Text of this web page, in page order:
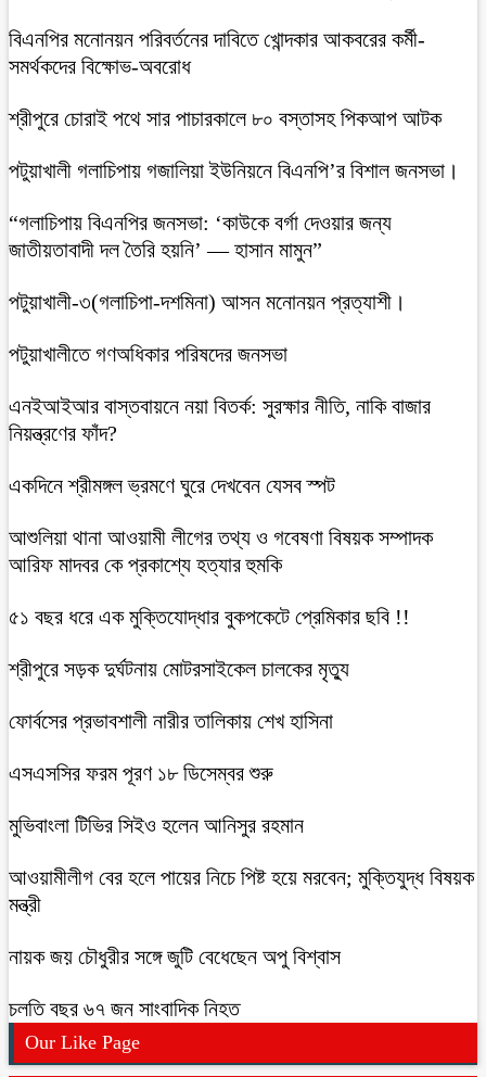
বিএনপির মনোনয়ন পরিবর্তনের দাবিতে খোন্দকার আকবরের কর্মী-
সমর্থকদের বিক্ষোভ-অবরোধ
শ্রীপুরে চোরাই পথে সার পাচারকালে ৮০ বস্তাসহ পিকআপ আটক
‎পটুয়াখালী গলাচিপায় গজালিয়া ইউনিয়নে বিএনপি’র বিশাল জনসভা।
“গলাচিপায় বিএনপির জনসভা: ‘কাউকে বর্গা দেওয়ার জন্য
জাতীয়তাবাদী দল তৈরি হয়নি’ — হাসান মামুন”
পটুয়াখালী-৩(গলাচিপা-দশমিনা) আসন মনোনয়ন প্রত্যাশী।
পটুয়াখালীতে গণঅধিকার পরিষদের জনসভা
এনইআইআর বাস্তবায়নে নয়া বিতর্ক: সুরক্ষার নীতি, নাকি বাজার
নিয়ন্ত্রণের ফাঁদ?
একদিনে শ্রীমঙ্গল ভ্রমণে ঘুরে দেখবেন যেসব স্পট
আশুলিয়া থানা আওয়ামী লীগের তথ্য ও গবেষণা বিষয়ক সম্পাদক
আরিফ মাদবর কে প্রকাশ্যে হত্যার হুমকি
৫১ বছর ধরে এক মুক্তিযোদ্ধার বুকপকেটে প্রেমিকার ছবি !!
শ্রীপুরে সড়ক দুর্ঘটনায় মোটরসাইকেল চালকের মৃত্যু
ফোর্বসের প্রভাবশালী নারীর তালিকায় শেখ হাসিনা
এসএসসির ফরম পূরণ ১৮ ডিসেম্বর শুরু
মুভিবাংলা টিভির সিইও হলেন আনিসুর রহমান
আওয়ামীলীগ বের হলে পায়ের নিচে পিষ্ট হয়ে মরবেন; মুক্তিযুদ্ধ বিষয়ক
মন্ত্রী
নায়ক জয় চৌধুরীর সঙ্গে জুটি বেধেছেন অপু বিশ্বাস
চলতি বছর ৬৭ জন সাংবাদিক নিহত
Our Like Page